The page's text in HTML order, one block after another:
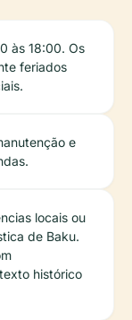
às 18:00. Os
feriados
e
locais ou
de Baku.
histórico